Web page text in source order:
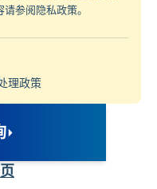
参阅隐私政策。
理政策